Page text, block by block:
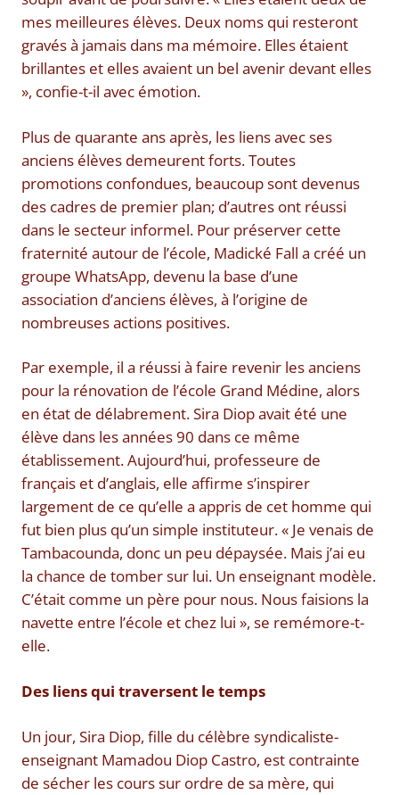
mes meilleures élèves. Deux noms qui resteront
gravés à jamais dans ma mémoire. Elles étaient
brillantes et elles avaient un bel avenir devant elles
», confie-t-il avec émotion.
Plus de quarante ans après, les liens avec ses
anciens élèves demeurent forts. Toutes
promotions confondues, beaucoup sont devenus
des cadres de premier plan; d’autres ont réussi
dans le secteur informel. Pour préserver cette
fraternité autour de l’école, Madické Fall a créé un
groupe WhatsApp, devenu la base d’une
association d’anciens élèves, à l’origine de
nombreuses actions positives.
Par exemple, il a réussi à faire revenir les anciens
pour la rénovation de l’école Grand Médine, alors
en état de délabrement. Sira Diop avait été une
élève dans les années 90 dans ce même
établissement. Aujourd’hui, professeure de
français et d’anglais, elle affirme s’inspirer
largement de ce qu’elle a appris de cet homme qui
fut bien plus qu’un simple instituteur. « Je venais de
Tambacounda, donc un peu dépaysée. Mais j’ai eu
la chance de tomber sur lui. Un enseignant modèle.
C’était comme un père pour nous. Nous faisions la
navette entre l’école et chez lui », se remémore-t-
elle.
Des liens qui traversent le temps
Un jour, Sira Diop, fille du célèbre syndicaliste-
enseignant Mamadou Diop Castro, est contrainte
de sécher les cours sur ordre de sa mère, qui